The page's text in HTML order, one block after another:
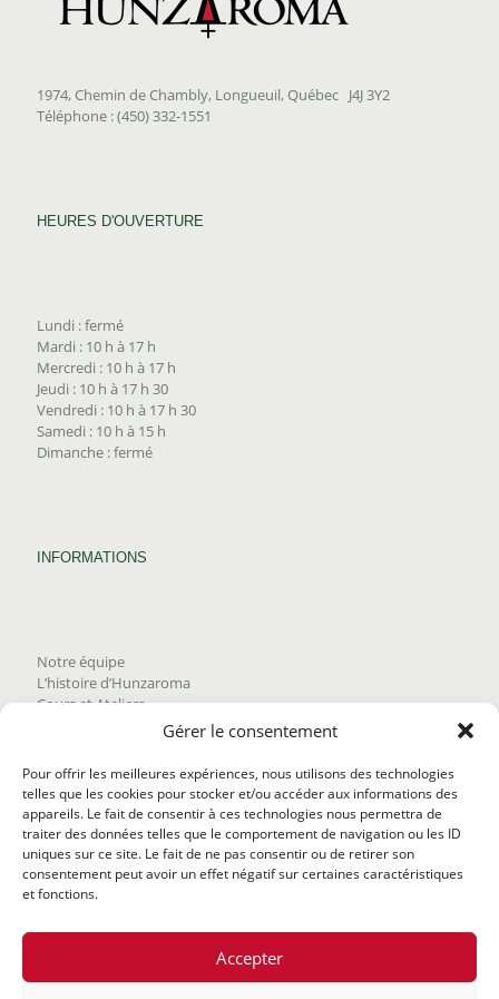
Gérer le consentement
Pour offrir les meilleures expériences, nous utilisons des technologies
telles que les cookies pour stocker et/ou accéder aux informations des
appareils. Le fait de consentir à ces technologies nous permettra de
traiter des données telles que le comportement de navigation ou les ID
uniques sur ce site. Le fait de ne pas consentir ou de retirer son
consentement peut avoir un effet négatif sur certaines caractéristiques
et fonctions.
Accepter
1974, Chemin de Chambly, Longueuil, Québec J4J 3Y2
Téléphone : (450) 332-1551
HEURES D'OUVERTURE
Lundi : fermé
Mardi : 10 h à 17 h
Mercredi : 10 h à 17 h
Jeudi : 10 h à 17 h 30
Vendredi : 10 h à 17 h 30
Samedi : 10 h à 15 h
Dimanche : fermé
INFORMATIONS
Notre équipe
L’histoire d’Hunzaroma
Cours et Ateliers
Trouver nos produits
Politique de frais d'envoi
Termes et conditions
Politique de remboursement